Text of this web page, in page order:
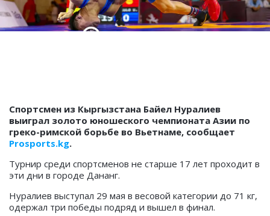
Спортсмен из Кыргызстана Байел Нуралиев
выиграл золото юношеского чемпионата Азии по
греко-римской борьбе во Вьетнаме, сообщает
Prosports.kg.
Турнир среди спортсменов не старше 17 лет проходит в
эти дни в городе Дананг.
Нуралиев выступал 29 мая в весовой категории до 71 кг,
одержал три победы подряд и вышел в финал.